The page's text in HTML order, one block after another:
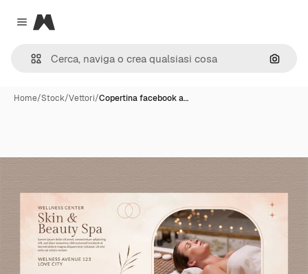
Close menu
Magnific
Cerca
Home/Stock/Vettori/Copertina facebook a…